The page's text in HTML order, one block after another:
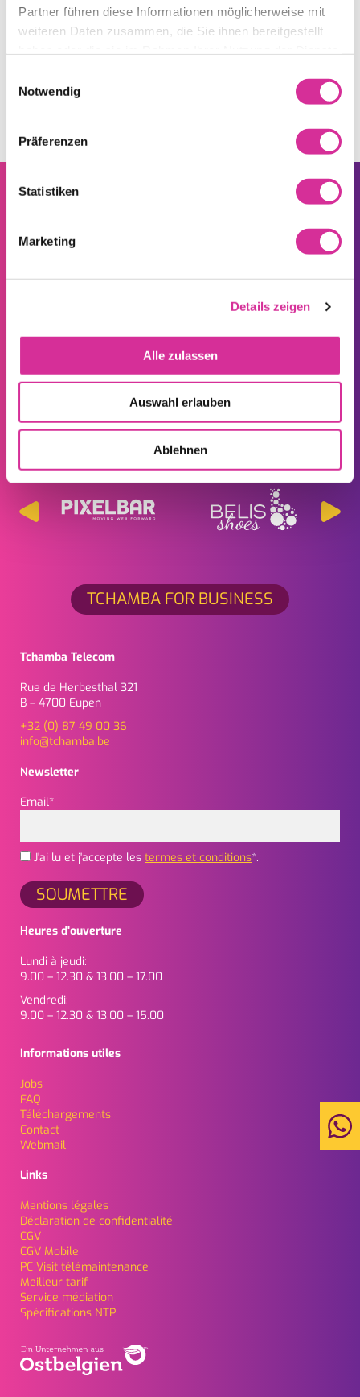
Partner führen diese Informationen möglicherweise mit
weiteren Daten zusammen, die Sie ihnen bereitgestellt
Notwendig
Präferenzen
Statistiken
Marketing
Details zeigen
Alle zulassen
Auswahl erlauben
Ablehnen
Puis-je conserver mon numéro de téléphone fixe si je
change d’opérateur ?
LA CONFIANCE EST UNE
AFFAIRE DE TCHAMBA
SERVICE ET CONTACT AVEC LA
CLIENTÈLE
Ces entreprises bénéficient du meilleur service de Tchamba
TCHAMBA FOR BUSINESS
Tchamba Telecom
Rue de Herbesthal 321
B – 4700 Eupen
+32 (0) 87 49 00 36
info@tchamba.be
Newsletter
Email*
J'ai lu et j'accepte les termes et conditions*.
Heures d'ouverture
Lundi à jeudi:
9.00 – 12.30 & 13.00 – 17.00
Vendredi:
9.00 – 12.30 & 13.00 – 15.00
Informations utiles
Jobs
FAQ
Téléchargements
Contact
Webmail
Links
Mentions légales
Déclaration de confidentialité
CGV
CGV Mobile
PC Visit télémaintenance
Meilleur tarif
Service médiation
Spécifications NTP